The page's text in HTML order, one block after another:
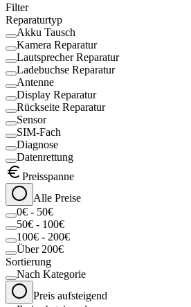
Filter
Reparaturtyp
Akku Tausch
Kamera Reparatur
Lautsprecher Reparatur
Ladebuchse Reparatur
Antenne
Display Reparatur
Rückseite Reparatur
Sensor
SIM-Fach
Diagnose
Datenrettung
Preisspanne
Alle Preise
0€ - 50€
50€ - 100€
100€ - 200€
Über 200€
Sortierung
Nach Kategorie
Preis aufsteigend